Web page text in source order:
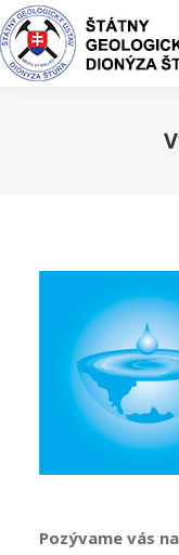
Pozývame vás